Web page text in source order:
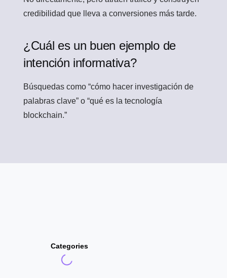
credibilidad que lleva a conversiones más tarde.
¿Cuál es un buen ejemplo de
intención informativa?
Búsquedas como “cómo hacer investigación de
palabras clave” o “qué es la tecnología
blockchain.”
Categories